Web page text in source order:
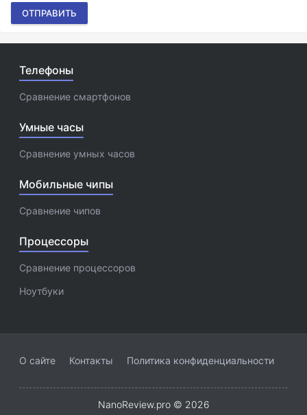
ОТПРАВИТЬ
Телефоны
Сравнение смартфонов
Умные часы
Сравнение умных часов
Мобильные чипы
Сравнение чипов
Процессоры
Сравнение процессоров
Ноутбуки
О сайте Контакты Политика конфиденциальности
NanoReview.pro © 2026